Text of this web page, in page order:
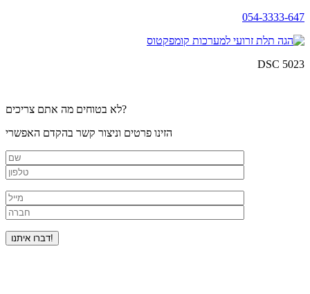
054-3333-647
DSC 5023
לא בטוחים מה אתם צריכים?
הזינו פרטים וניצור קשר בהקדם האפשרי